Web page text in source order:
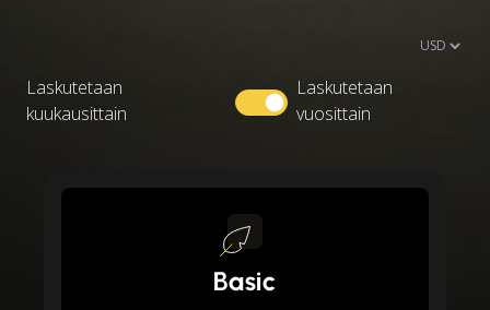
Laskutetaan
kuukausittain
Laskutetaan
vuosittain
Basic